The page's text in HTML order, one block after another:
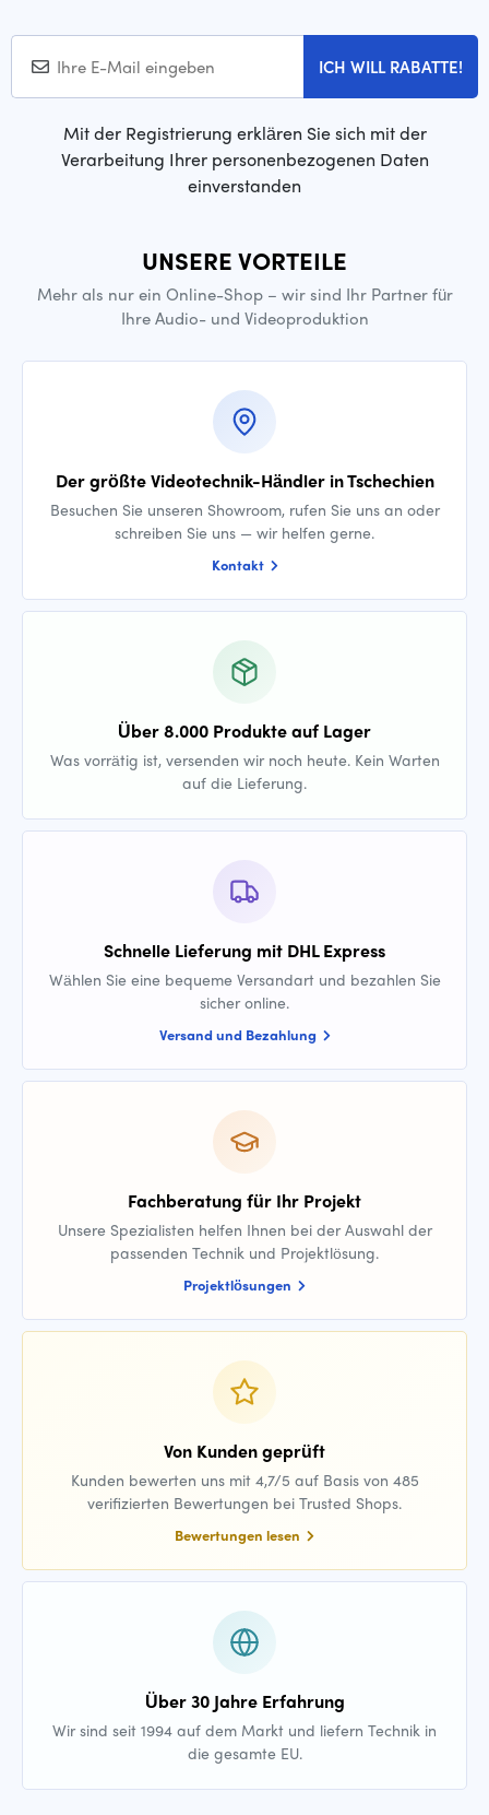
ICH WILL RABATTE!
Mit der Registrierung erklären Sie sich mit der
Verarbeitung Ihrer personenbezogenen Daten
einverstanden
UNSERE VORTEILE
Mehr als nur ein Online-Shop – wir sind Ihr Partner für
Ihre Audio- und Videoproduktion
Der größte Videotechnik-Händler in Tschechien
Besuchen Sie unseren Showroom, rufen Sie uns an oder
schreiben Sie uns — wir helfen gerne.
Kontakt
Über 8.000 Produkte auf Lager
Was vorrätig ist, versenden wir noch heute. Kein Warten
auf die Lieferung.
Schnelle Lieferung mit DHL Express
Wählen Sie eine bequeme Versandart und bezahlen Sie
sicher online.
Versand und Bezahlung
Fachberatung für Ihr Projekt
Unsere Spezialisten helfen Ihnen bei der Auswahl der
passenden Technik und Projektlösung.
Projektlösungen
Von Kunden geprüft
Kunden bewerten uns mit 4,7/5 auf Basis von 485
verifizierten Bewertungen bei Trusted Shops.
Bewertungen lesen
Über 30 Jahre Erfahrung
Wir sind seit 1994 auf dem Markt und liefern Technik in
die gesamte EU.